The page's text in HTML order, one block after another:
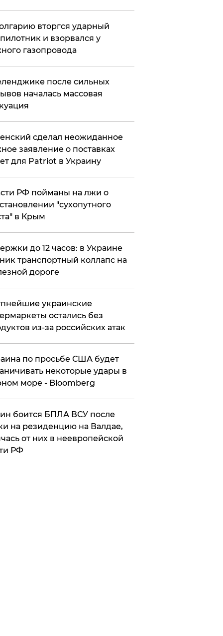
вторгся ударный
и взорвался у
газопровода
после сильных
началась массовая
сделал неожиданное
заявление о поставках
для Patriot в Украину
РФ пойманы на лжи о
"сухопутного
в Крым
до 12 часов: в Украине
транспортный коллапс на
дороге
украинские
остались без
из-за российских атак
по просьбе США будет
некоторые удары в
море - Bloomberg
боится БПЛА ВСУ после
на резиденцию на Валдае,
от них в неевропейской
РФ